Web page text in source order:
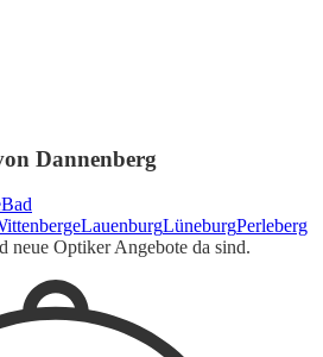
Dannenberg
Bad
LauenburgLüneburgPerleberg
neue Optiker Angebote da sind.